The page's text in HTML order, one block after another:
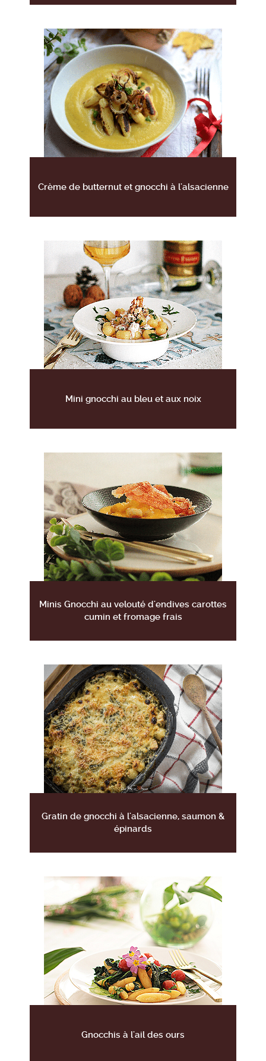
Crème de butternut et gnocchi à l'alsacienne
Mini gnocchi au bleu et aux noix
Minis Gnocchi au velouté d'endives carottes
cumin et fromage frais
Gratin de gnocchi à l'alsacienne, saumon &
épinards
Gnocchis à l'ail des ours